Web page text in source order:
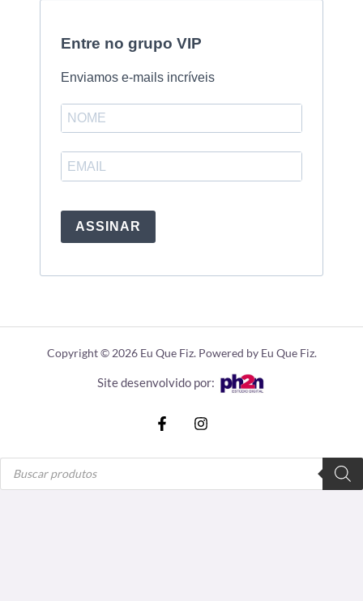
Entre no grupo VIP
Enviamos e-mails incríveis
ASSINAR
Copyright © 2026 Eu Que Fiz. Powered by Eu Que Fiz.
Site desenvolvido por:
Pesquisar
produtos